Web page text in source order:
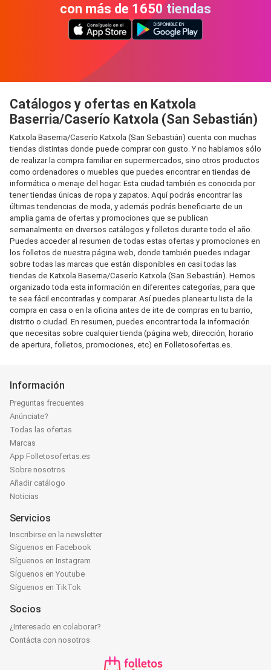
con más de 1650 tiendas
Catálogos y ofertas en Katxola
Baserria/Caserío Katxola (San Sebastián)
Katxola Baserria/Caserío Katxola (San Sebastián) cuenta con muchas
tiendas distintas donde puede comprar con gusto. Y no hablamos sólo
de realizar la compra familiar en supermercados, sino otros productos
como ordenadores o muebles que puedes encontrar en tiendas de
informática o menaje del hogar. Esta ciudad también es conocida por
tener tiendas únicas de ropa y zapatos. Aquí podrás encontrar las
últimas tendencias de moda, y además podrás beneficiarte de un
amplia gama de ofertas y promociones que se publican
semanalmente en diversos catálogos y folletos durante todo el año.
Puedes acceder al resumen de todas estas ofertas y promociones en
los folletos de nuestra página web, donde también puedes indagar
sobre todas las marcas que están disponibles en casi todas las
tiendas de Katxola Baserria/Caserío Katxola (San Sebastián). Hemos
organizado toda esta información en diferentes categorías, para que
te sea fácil encontrarlas y comparar. Así puedes planear tu lista de la
compra en casa o en la oficina antes de irte de compras en tu barrio,
distrito o ciudad. En resumen, puedes encontrar toda la información
que necesitas sobre cualquier tienda (página web, dirección, horario
de apertura, folletos, promociones, etc) en Folletosofertas.es.
Información
Preguntas frecuentes
Anúnciate?
Todas las ofertas
Marcas
App Folletosofertas.es
Sobre nosotros
Añadir catálogo
Noticias
Servicios
Inscribirse en la newsletter
Síguenos en Facebook
Síguenos en Instagram
Síguenos en Youtube
Síguenos en TikTok
Socios
¿Interesado en colaborar?
Contácta con nosotros